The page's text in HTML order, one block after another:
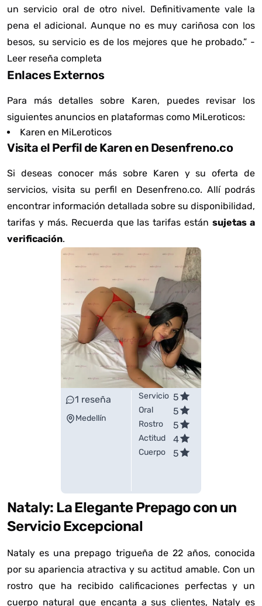
un servicio oral de otro nivel. Definitivamente vale la
pena el adicional. Aunque no es muy cariñosa con los
besos, su servicio es de los mejores que he probado.” -
Leer reseña completa
Enlaces Externos
Para más detalles sobre Karen, puedes revisar los
siguientes anuncios en plataformas como MiLeroticos:
Karen en MiLeroticos
Visita el Perfil de Karen en Desenfreno.co
Si deseas conocer más sobre Karen y su oferta de
servicios, visita su perfil en Desenfreno.co. Allí podrás
encontrar información detallada sobre su disponibilidad,
tarifas y más. Recuerda que las tarifas estánsujetas a
verificación.
1 reseña
Medellín
Servicio 5
Oral 5
Rostro 5
Actitud 4
Cuerpo 5
Nataly: La Elegante Prepago con un
Servicio Excepcional
Nataly es una prepago trigueña de 22 años, conocida
por su apariencia atractiva y su actitud amable. Con un
rostro que ha recibido calificaciones perfectas y un
cuerpo natural que encanta a sus clientes, Nataly es